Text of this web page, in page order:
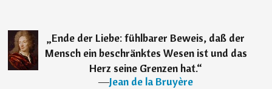
„Ende der Liebe: fühlbarer Beweis, daß der
Mensch ein beschränktes Wesen ist und das
Herz seine Grenzen hat.“
―Jean de la Bruyère